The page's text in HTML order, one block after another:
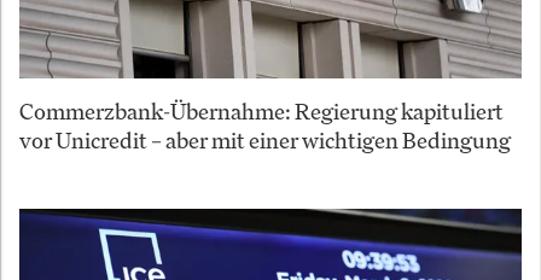
Commerzbank-Übernahme: Regierung kapituliert
vor Unicredit – aber mit einer wichtigen Bedingung